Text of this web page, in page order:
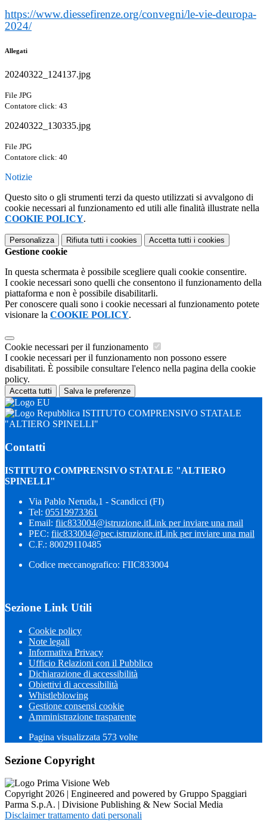
https://www.diessefirenze.org/convegni/le-vie-deuropa-
2024/
Allegati
20240322_124137.jpg
File JPG
Contatore click: 43
20240322_130335.jpg
File JPG
Contatore click: 40
Notizie
Questo sito o gli strumenti terzi da questo utilizzati si avvalgono di
cookie necessari al funzionamento ed utili alle finalità illustrate nella
COOKIE POLICY.
Personalizza Rifiuta tutti i cookies Accetta tutti i cookies
Gestione cookie
In questa schermata è possibile scegliere quali cookie consentire.
I cookie necessari sono quelli che consentono il funzionamento della
piattaforma e non è possibile disabilitarli.
Per conoscere quali sono i cookie necessari al funzionamento potete
visionare la COOKIE POLICY.
Cookie necessari per il funzionamento
I cookie necessari per il funzionamento non possono essere
disabilitati. È possibile consultare l'elenco nella pagina della cookie
policy.
Accetta tutti Salva le preferenze
ISTITUTO COMPRENSIVO STATALE
"ALTIERO SPINELLI"
Contatti
ISTITUTO COMPRENSIVO STATALE "ALTIERO
SPINELLI"
Via Pablo Neruda,1 - Scandicci (FI)
Tel: 05519973361
Email: fiic833004@istruzione.itLink per inviare una mail
PEC: fiic833004@pec.istruzione.itLink per inviare una mail
C.F.: 80029110485
Codice meccanografico: FIIC833004
Sezione Link Utili
Cookie policy
Note legali
Informativa Privacy
Ufficio Relazioni con il Pubblico
Dichiarazione di accessibilità
Obiettivi di accessibilità
Whistleblowing
Gestione consensi cookie
Amministrazione trasparente
Pagina visualizzata 573 volte
Sezione Copyright
Copyright 2026 | Engineered and powered by Gruppo Spaggiari
Parma S.p.A. | Divisione Publishing & New Social Media
Disclaimer trattamento dati personali